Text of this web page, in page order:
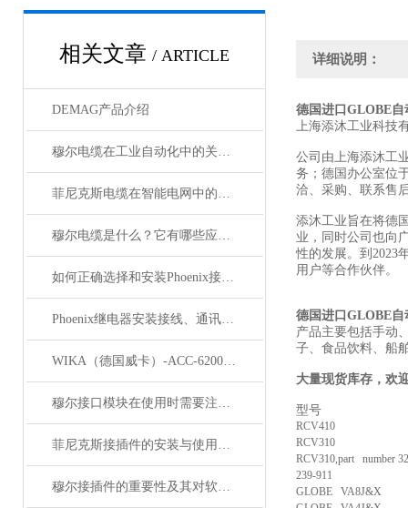
相关文章 / ARTICLE
DEMAG产品介绍
穆尔电缆在工业自动化中的关键角色
菲尼克斯电缆在智能电网中的应用
穆尔电缆是什么？它有哪些应用领域？
如何正确选择和安装Phoenix接插件以确保其性能？
Phoenix继电器安装接线、通讯集成与故障诊断指南
WIKA（德国威卡）-ACC-6200系列压力变送器简介
穆尔接口模块在使用时需要注意哪些问题？
菲尼克斯接插件的安装与使用技巧
穆尔接插件的重要性及其对软件开发的影响
详细说明：
德国进口GLOBE自
上海添沐工业科技
公司由上海添沐工
务；德国办公室位
洽、采购、联系售
添沐工业旨在将德
业，同时公司也向
性的发展。到2023
用户等合作伙伴。
德国进口GLOBE自
产品主要包括手动
子、食品饮料、船
大量现货库存，欢
型号
RCV410
RCV310
RCV310,part number
239-911
GLOBE VA8J&X